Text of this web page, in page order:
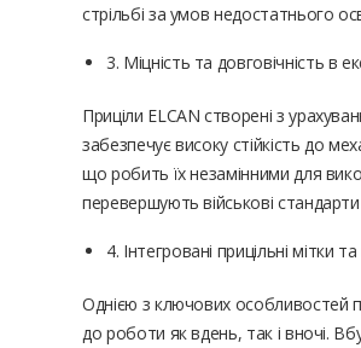
стрільбі за умов недостатнього
3. Міцність та довговічність в
Приціли ELCAN створені з
забезпечує високу стійкість до
що робить їх незамінними для
перевершують військові
4. Інтегровані прицільні мітки
Однією з ключових особливостей
до роботи як вдень, так і вночі.